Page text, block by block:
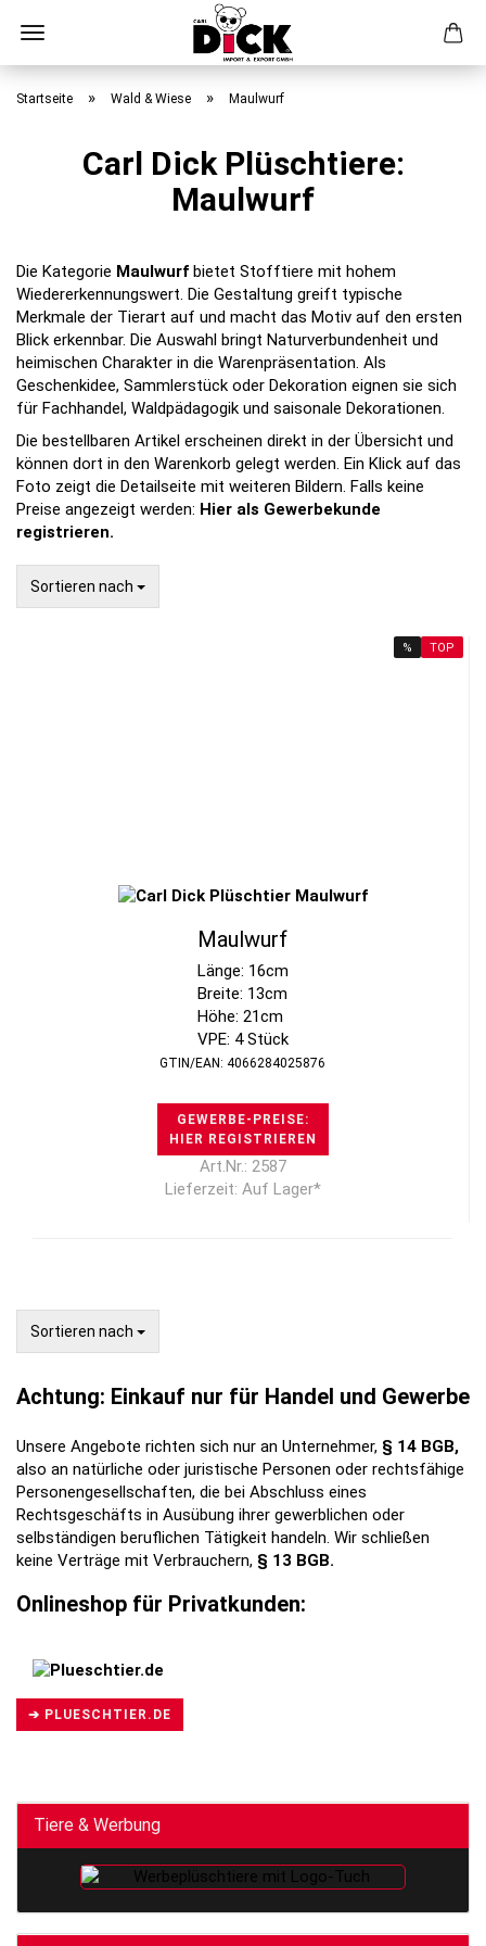
Direkt
zumStartseite » Wald & Wiese » Maulwurf
Carl Dick Plüschtiere:
Maulwurf
Die Kategorie Maulwurf bietet Stofftiere mit hohem
Wiedererkennungswert. Die Gestaltung greift typische
Merkmale der Tierart auf und macht das Motiv auf den ersten
Blick erkennbar. Die Auswahl bringt Naturverbundenheit und
heimischen Charakter in die Warenpräsentation. Als
Geschenkidee, Sammlerstück oder Dekoration eignen sie sich
für Fachhandel, Waldpädagogik und saisonale Dekorationen.
Die bestellbaren Artikel erscheinen direkt in der Übersicht und
können dort in den Warenkorb gelegt werden. Ein Klick auf das
Foto zeigt die Detailseite mit weiteren Bildern. Falls keine
Preise angezeigt werden: Hier als Gewerbekunde
registrieren.
Sortieren nach
Sortieren nach
% TOP
Maulwurf
Länge: 16cm
Breite: 13cm
Höhe: 21cm
VPE: 4 Stück
GTIN/EAN: 4066284025876
GEWERBE-PREISE:
HIER REGISTRIEREN
Art.Nr.: 2587
Lieferzeit: Auf Lager*
Sortieren nach
Sortieren nach
Achtung: Einkauf nur für Handel und Gewerbe
Unsere Angebote richten sich nur an Unternehmer, § 14 BGB,
also an natürliche oder juristische Personen oder rechtsfähige
Personengesellschaften, die bei Abschluss eines
Rechtsgeschäfts in Ausübung ihrer gewerblichen oder
selbständigen beruflichen Tätigkeit handeln. Wir schließen
keine Verträge mit Verbrauchern, § 13 BGB.
Onlineshop für Privatkunden:
➔ PLUESCHTIER.DE
Tiere & Werbung